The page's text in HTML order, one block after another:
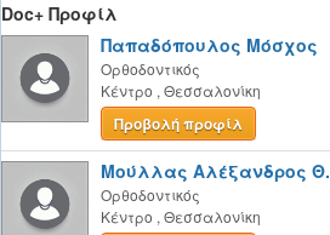
Doc+ Προφίλ
Παπαδόπουλος Μόσχος
Ορθοδοντικός
Κέντρο , Θεσσαλονίκη
Προβολή προφίλ
Μούλλας Αλέξανδρος Θ.
Ορθοδοντικός
Κέντρο , Θεσσαλονίκη